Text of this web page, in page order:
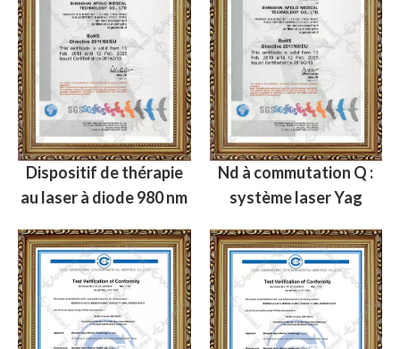
Dispositif de thérapie
au laser à diode 980 nm
Nd à commutation Q :
système laser Yag